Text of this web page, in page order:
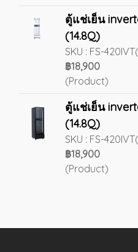
ตู้แช่เย็น
(14.8Q)
SKU : FS-
฿18,900
(Product)
ตู้แช่เย็น
(14.8Q)
SKU : FS-
฿18,900
(Product)